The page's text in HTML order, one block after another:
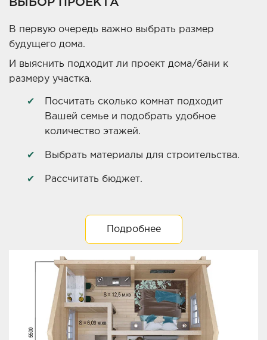
ВЫБОР ПРОЕКТА
В первую очередь важно выбрать размер
будущего дома.
И выяснить подходит ли проект дома/бани к
размеру участка.
Посчитать сколько комнат подходит
Вашей семье и подобрать удобное
количество этажей.
Выбрать материалы для строительства.
Рассчитать бюджет.
Подробнее